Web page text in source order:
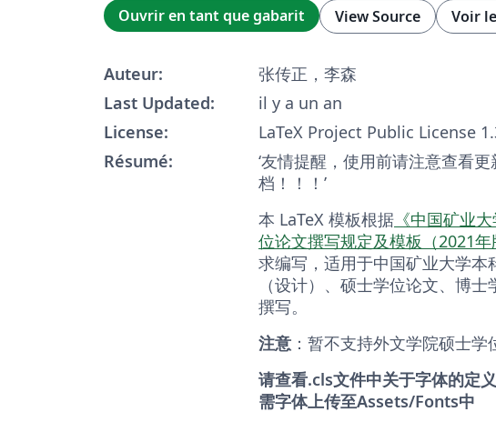
Ouvrir en tant que gabarit View Source Voir
Auteur:
张传正，李森
Last Updated:
il y a un an
License:
LaTeX Project Public License
Résumé:
‘友情提醒，使用前请注意查看更
档！！！’
本 LaTeX 模板根据 《中国矿业
位论文撰写规定及模板（2021年
求编写，适用于中国矿业大学本
（设计）、硕士学位论文、博士
撰写。
注意 ：暂不支持外文学院硕士学
请查看.cls文件中关于字体的定
需字体上传至Assets/Fonts中